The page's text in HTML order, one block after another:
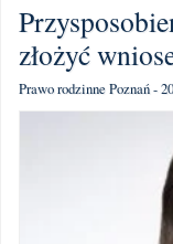
złożyć
Prawo rodzinne Poznań -